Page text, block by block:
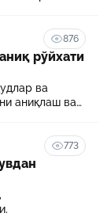
876
рўйхати
ва
аниқлаш ва
773